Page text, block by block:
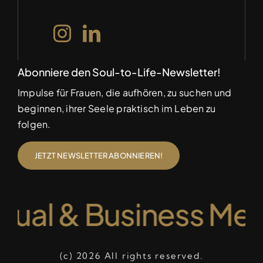
Abonniere den Soul-to-Life-Newsletter!
Impulse für Frauen, die aufhören, zu suchen und
beginnen, ihrer Seele praktisch im Leben zu
folgen.
JETZT NEWSLETTER ABONNIEREN!
& Business
(c) 2026 All rights reserved.